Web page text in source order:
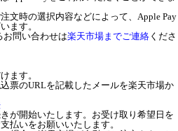
文時の選択内容などによって、Apple Pay
ます。
問い合わせは楽天市場までご連絡 くださ
ます。
票のURLを記載したメールを楽天市場か
が開始いたします。お受け取り希望日を
払いをお願いいたします。